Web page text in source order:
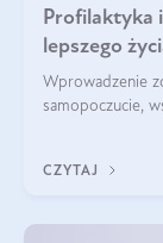
Profilaktyka
lepszego
Wprowadzenie
samopoczucie,
CZYTAJ